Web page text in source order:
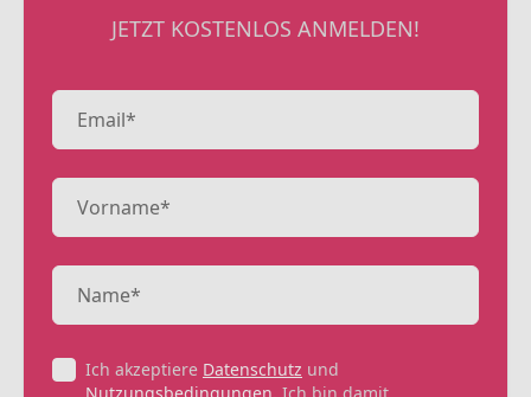
JETZT KOSTENLOS ANMELDEN!
Ich akzeptiere Datenschutz und